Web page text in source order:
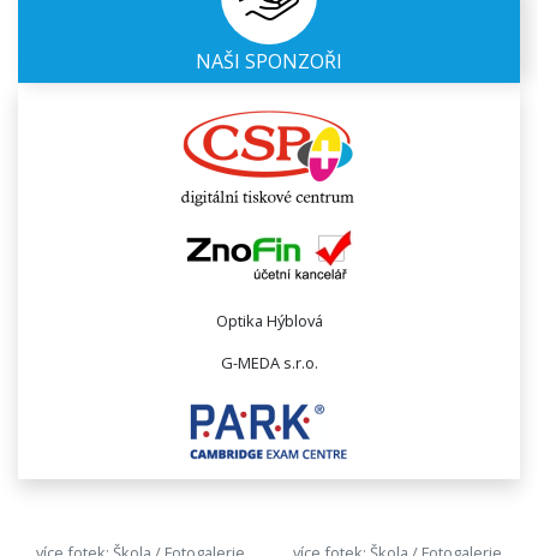
NAŠI SPONZOŘI
Optika Hýblová
G-MEDA s.r.o.